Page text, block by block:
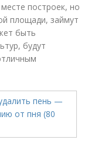
построек, но
площади, займут
быть
будут